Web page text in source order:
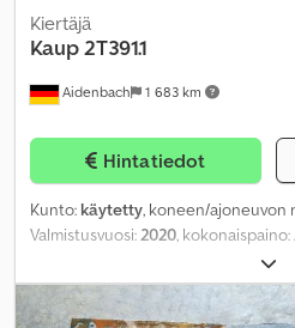
Aidenbach 1 683 km
Kiertäjä
Kaup2T391.1
Hintatiedot
Kunto: käytetty, koneen/ajoneuvon
Valmistusvuosi: 2020 , kokonaispaino:
, tuotteen
työskentelyalue:820 mm,